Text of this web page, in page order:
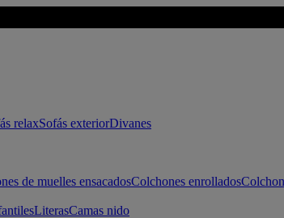
relaxSofás exteriorDivanes
de muelles ensacadosColchones enrollados
LiterasCamas nido